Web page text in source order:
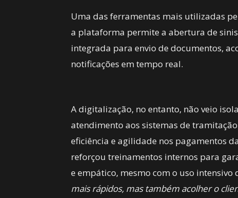
Uma das ferramentas mais utilizadas
a plataforma permite a abertura de
integrada para envio de documentos,
notificações em tempo real.
A digitalização, no entanto, não veio
atendimento aos sistemas de
eficiência e agilidade nos pagamentos
reforçou treinamentos internos para
e empático, mesmo com o uso intensivo
mais rápidos, mas também acolher o